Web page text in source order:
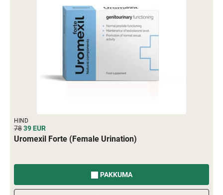
HIND
7839EUR
Uromexil Forte (Female Urination)
PAKKUMA